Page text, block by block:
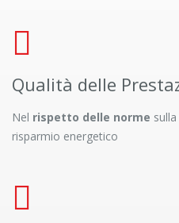
Qualità delle
Nel rispetto delle norme
risparmio energetico